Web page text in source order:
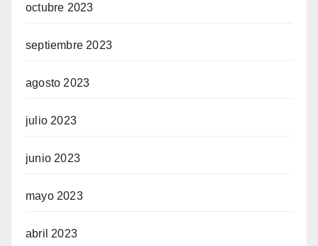
octubre 2023
septiembre 2023
agosto 2023
julio 2023
junio 2023
mayo 2023
abril 2023